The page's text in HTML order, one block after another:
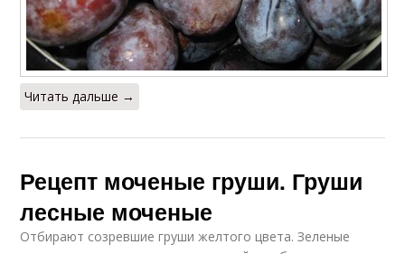
Читать дальше →
Рецепт моченые груши. Груши
лесные моченые
Отбирают созревшие груши желтого цвета. Зеленые